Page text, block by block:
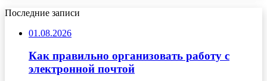
Последние записи
01.08.2026
Как правильно организовать работу с
электронной почтой